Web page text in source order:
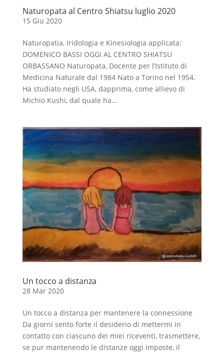
Naturopata al Centro Shiatsu luglio 2020
15 Giu 2020
Naturopatia, Iridologia e Kinesiologia applicata:
DOMENICO BASSI OGGI AL CENTRO SHIATSU
ORBASSANO Naturopata, Docente per l’Istituto di
Medicina Naturale dal 1984 Nato a Torino nel 1954.
Ha studiato negli USA, dapprima, come allievo di
Michio Kushi, dal quale ha...
Un tocco a distanza
28 Mar 2020
Un tocco a distanza per mantenere la connessione
Da giorni sento forte il desiderio di mettermi in
contatto con ciascuno dei miei riceventi, trasmettere,
se pur mantenendo le distanze oggi imposte, il